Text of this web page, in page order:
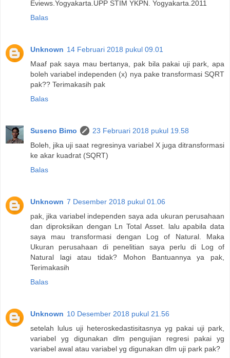
Eviews.Yogyakarta.UPP STIM YKPN. Yogyakarta.2011
Balas
Unknown 14 Februari 2018 pukul 09.01
Maaf pak saya mau bertanya, pak bila pakai uji park, apa
boleh variabel independen (x) nya pake transformasi SQRT
pak?? Terimakasih pak
Balas
Suseno Bimo
23 Februari 2018 pukul 19.58
Boleh, jika uji saat regresinya variabel X juga ditransformasi
ke akar kuadrat (SQRT)
Balas
Unknown 7 Desember 2018 pukul 01.06
pak, jika variabel independen saya ada ukuran perusahaan
dan diproksikan dengan Ln Total Asset. lalu apabila data
saya mau transformasi dengan Log of Natural. Maka
Ukuran perusahaan di penelitian saya perlu di Log of
Natural lagi atau tidak? Mohon Bantuannya ya pak,
Terimakasih
Balas
Unknown 10 Desember 2018 pukul 21.56
setelah lulus uji heteroskedastisitasnya yg pakai uji park,
variabel yg digunakan dlm pengujian regresi pakai yg
variabel awal atau variabel yg digunakan dlm uji park pak?